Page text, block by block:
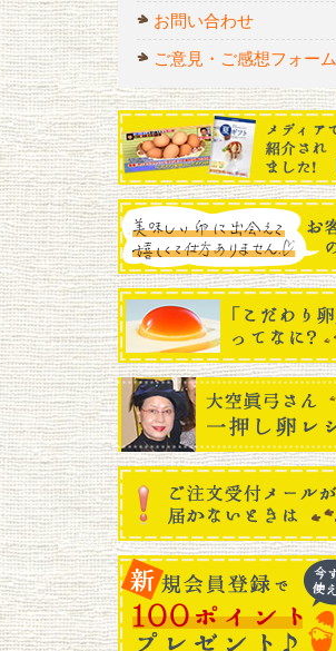
お問い合わせ
ご意見・ご感想フォーム